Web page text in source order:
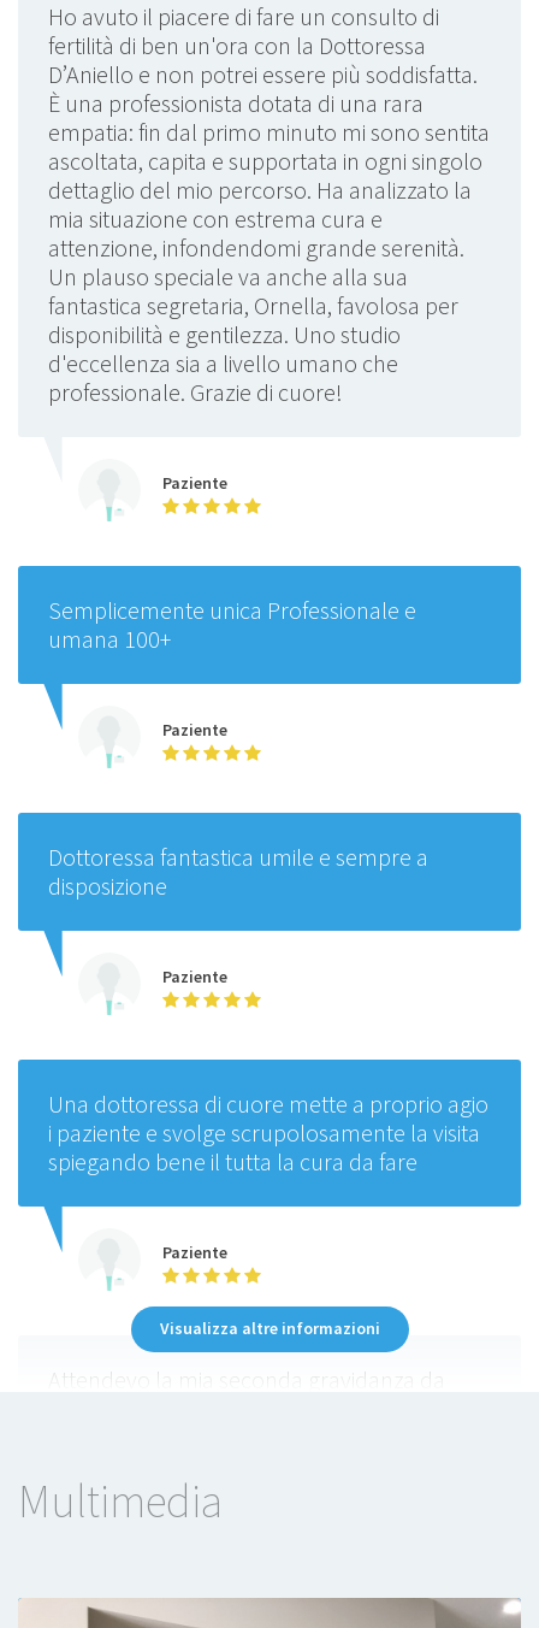
Ho avuto il piacere di fare un consulto di
fertilità di ben un'ora con la Dottoressa
D’Aniello e non potrei essere più soddisfatta.
È una professionista dotata di una rara
empatia: fin dal primo minuto mi sono sentita
ascoltata, capita e supportata in ogni singolo
dettaglio del mio percorso. Ha analizzato la
mia situazione con estrema cura e
attenzione, infondendomi grande serenità.
Un plauso speciale va anche alla sua
fantastica segretaria, Ornella, favolosa per
disponibilità e gentilezza. Uno studio
d'eccellenza sia a livello umano che
professionale. Grazie di cuore!
Paziente
Semplicemente unica Professionale e
umana 100+
Paziente
Dottoressa fantastica umile e sempre a
disposizione
Paziente
Una dottoressa di cuore mette a proprio agio
i paziente e svolge scrupolosamente la visita
spiegando bene il tutta la cura da fare
Paziente
Attendevo la mia seconda gravidanza da
mio sogno. E' una persona estremamente
disponibile e competente, dotata di qualità
mio marito le saremo sempre grati.
Visualizza altre informazioni
Multimedia